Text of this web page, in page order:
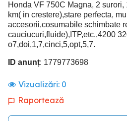
Honda VF 750C Magna, 2
km( in crestere),stare perfecta,
accesorii,cosumabile schimbate
cauciucuri,fluide),ITP,etc.,4200
o7,doi,1,7,cinci,5,opt,5,7.
ID anunț: 1779773698
Vizualizări: 0
Raportează